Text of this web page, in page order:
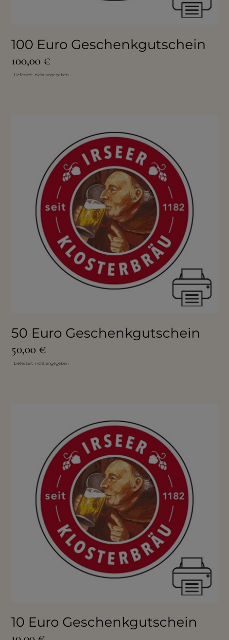
100 Euro Geschenkgutschein
100,00 €
Lieferzeit: nicht angegeben
50 Euro Geschenkgutschein
50,00 €
Lieferzeit: nicht angegeben
10 Euro Geschenkgutschein